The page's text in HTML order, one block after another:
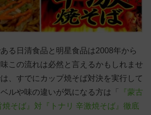
る日清食品と明星食品は2008年から
この流れは必然と言えるかもしれませ
、すでにカップ焼そば対決を実行して
ルや味の違いが気になる方は「
『蒙古
焼そば』対『トナリ 辛激焼そば』徹底